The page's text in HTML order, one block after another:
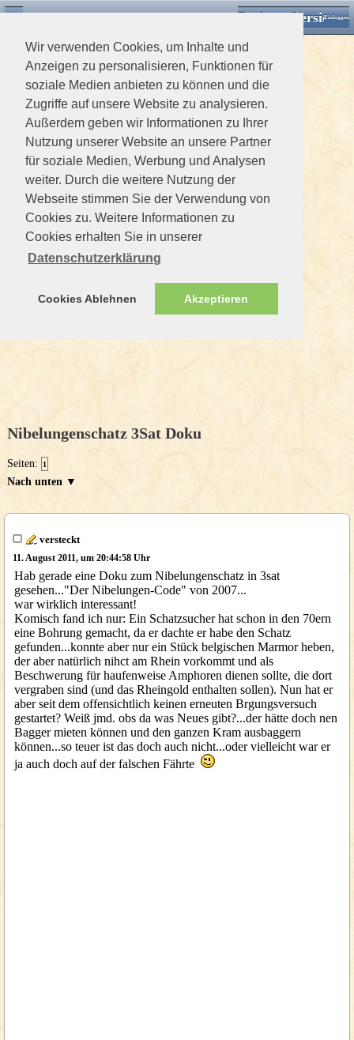
Wir verwenden Cookies, um Inhalte und
Anzeigen zu personalisieren, Funktionen für
soziale Medien anbieten zu können und die
Zugriffe auf unsere Website zu analysieren.
Außerdem geben wir Informationen zu Ihrer
Nutzung unserer Website an unsere Partner
für soziale Medien, Werbung und Analysen
weiter. Durch die weitere Nutzung der
Webseite stimmen Sie der Verwendung von
Cookies zu. Weitere Informationen zu
Cookies erhalten Sie in unserer
Datenschutzerklärung
Cookies Ablehnen Akzeptieren
Desktop VersionEinloggen
Nibelungenschatz 3Sat Doku
Seiten: 1
Nach unten ▼
versteckt
11. August 2011, um 20:44:58 Uhr
Hab gerade eine Doku zum Nibelungenschatz in 3sat
gesehen..."Der Nibelungen-Code" von 2007...
war wirklich interessant!
Komisch fand ich nur: Ein Schatzsucher hat schon in den 70ern
eine Bohrung gemacht, da er dachte er habe den Schatz
gefunden...konnte aber nur ein Stück belgischen Marmor heben,
der aber natürlich nihct am Rhein vorkommt und als
Beschwerung für haufenweise Amphoren dienen sollte, die dort
vergraben sind (und das Rheingold enthalten sollen). Nun hat er
aber seit dem offensichtlich keinen erneuten Brgungsversuch
gestartet? Weiß jmd. obs da was Neues gibt?...der hätte doch nen
Bagger mieten können und den ganzen Kram ausbaggern
können...so teuer ist das doch auch nicht...oder vielleicht war er
ja auch doch auf der falschen Fährte